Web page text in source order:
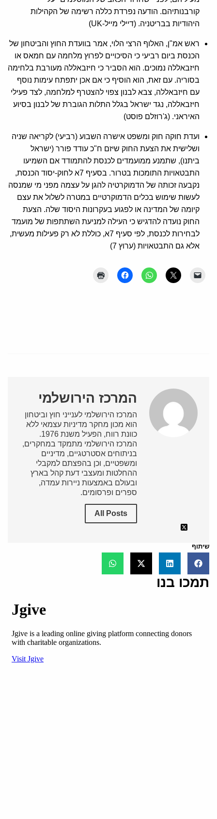
קורבנותיהם. הודעה נפרדת כללה רשימה של הקהילות
היהודיות בבריטניה. (דיילי מייל-UK)
ראש אמ"ן, האלוף הרצי הלוי, אמר בוועדת החוץ והביטחון של
הכנסת ביום רביעי כי הסיכויים לפרוץ מלחמה עם חמאס או
חיזבאללה נמוכים. הוא הסביר כי חיזבאללה מעורבת בלחימה
בסוריה. עם זאת, הוא הוסיף כי אם אכן יתפתח עימות נוסף
עם חיזבאללה, צבא לבנון צפוי להצטרף למלחמה, לצד פעילי
חיזבאללה, נגד ישראל בגלל התלות הגוברת של לבנון בסיוע
האיראני. (ג'רוזלם פוסט)
ועדת חוקה חוק ומשפט אישרה השבוע (רביעי) לקריאה שניה
ושלישית את הצעת החוק שיזם ח"כ עודד פורר (ישראל
ביתנו), שתמנע ממועמדים לכנסת להתמודד אם השמיעו
התבטאויות התומכות בטרור. בסעיף 7א לחוק-יסוד הכנסת,
נקבעה זכותה של הדמוקרטיה להגן על עצמה מפני מי שמנסה
לעשות שימוש בכלים הדמוקרטיים במטרה לשלול את עצם
קיומה של המדינה או לפגוע בעקרונות היסוד שלה. הצעת
החוק נועדה להדגיש כי העילה למניעת השתתפות של מועמד
לבחירות לכנסת, לפי סעיף 7א, כוללת לא רק פעילות מעשית,
אלא גם התבטאויות (ערוץ 7)
המרכז הירושלמי
המרכז הירושלמי לענייני חוץ וביטחון
הוא מכון מחקר מדיניות עצמאי ללא
כוונת רווח, הפעיל משנת 1976.
המרכז הירושלמי מתמקד במחקרים,
בניתוחים אסטרטגיים, מדיניים
ומשפטיים, וכן בהפצתם למקבלי
ההחלטות ומעצבי דעת קהל בארץ
ובעולם באמצעות ניירות עמדה,
ספרים ופרסומים.
All Posts
שיתוף
תמכו בנו